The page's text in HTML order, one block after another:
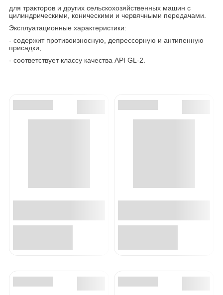
для тракторов и других сельскохозяйственных машин с
цилиндрическими, коническими и червячными передачами.
Эксплуатационные характеристики:
- содержит противоизносную, депрессорную и антипенную
присадки;
- соответствует классу качества API GL-2.